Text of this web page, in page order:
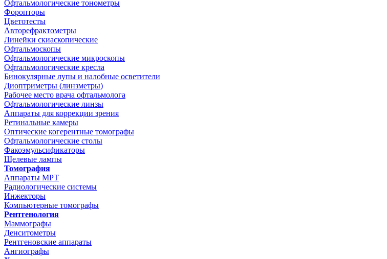
Офтальмологические тонометры
Форопторы
Цветотесты
Авторефрактометры
Линейки скиаскопические
Офтальмоскопы
Офтальмологические микроскопы
Офтальмологические кресла
Бинокулярные лупы и налобные осветители
Диоптриметры (линзметры)
Рабочее место врача офтальмолога
Офтальмологические линзы
Аппараты для коррекции зрения
Ретинальные камеры
Оптические когерентные томографы
Офтальмологические столы
Факоэмульсификаторы
Щелевые лампы
Томография
Аппараты МРТ
Радиологические системы
Инжекторы
Компьютерные томографы
Рентгенология
Маммографы
Денситометры
Рентгеновские аппараты
Ангиографы